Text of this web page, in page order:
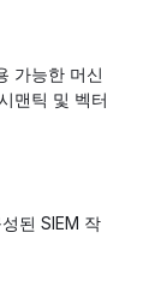
가능한 머신
맨틱 및 벡터
된 SIEM 작